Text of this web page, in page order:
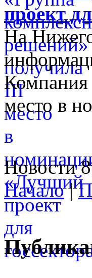
проект
На
место в
Новости
Начало|